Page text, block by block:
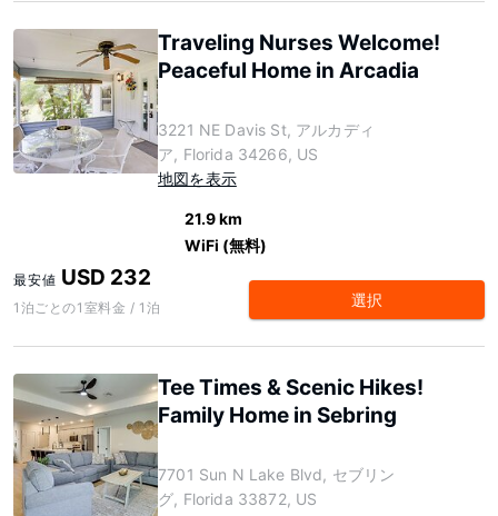
Traveling Nurses Welcome!
Peaceful Home in Arcadia
3221 NE Davis St, アルカディ
ア, Florida 34266, US
地図を表示
21.9 km
WiFi (無料)
最安値 USD 232
1泊ごとの1室料金 / 1泊 選択
Tee Times & Scenic Hikes!
Family Home in Sebring
7701 Sun N Lake Blvd, セブリン
グ, Florida 33872, US